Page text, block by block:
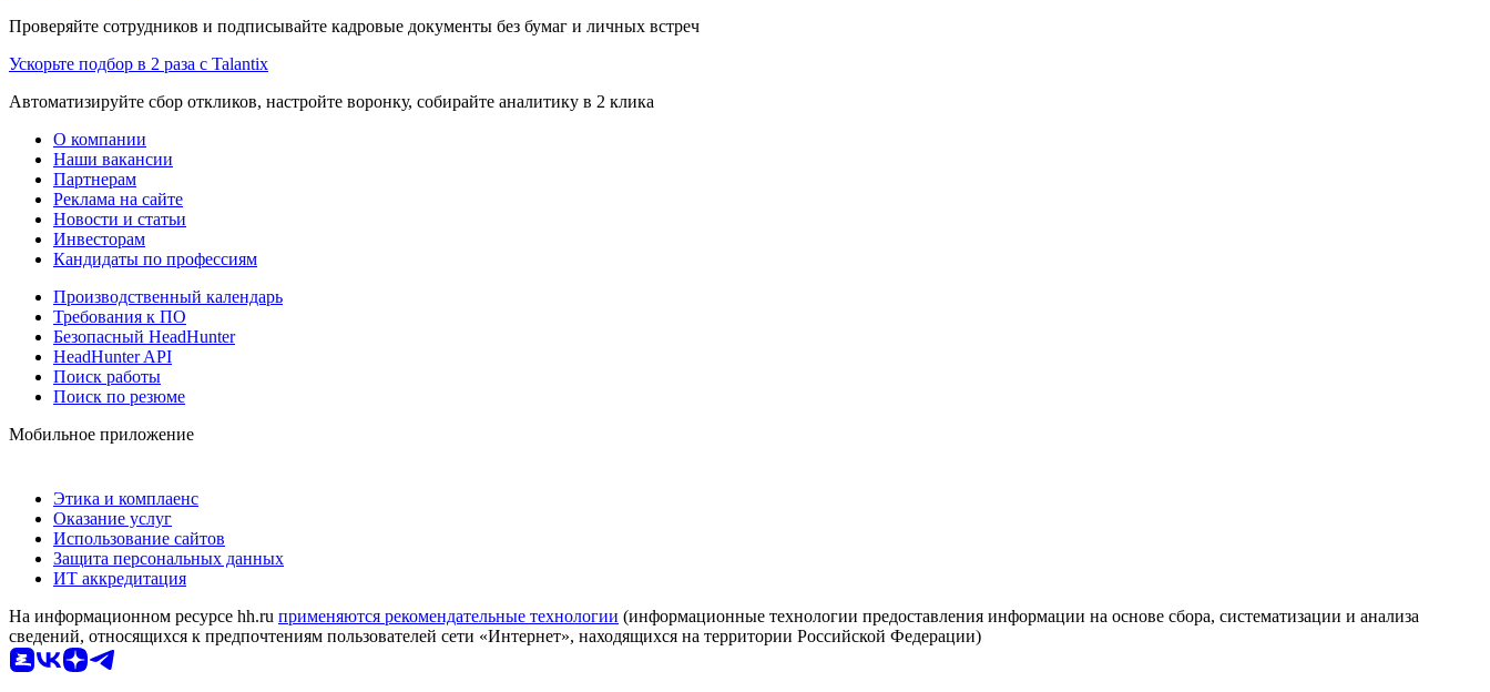
Проверяйте сотрудников и подписывайте кадровые документы без бумаг и личных встреч
Ускорьте подбор в 2 раза с Talantix
Автоматизируйте сбор откликов, настройте воронку, собирайте аналитику в 2 клика
О компании
Наши вакансии
Партнерам
Реклама на сайте
Новости и статьи
Инвесторам
Кандидаты по профессиям
Производственный календарь
Требования к ПО
Безопасный HeadHunter
HeadHunter API
Поиск работы
Поиск по резюме
Мобильное приложение
Этика и комплаенс
Оказание услуг
Использование сайтов
Защита персональных данных
ИТ аккредитация
На информационном ресурсе hh.ru применяются рекомендательные технологии (информационные технологии предоставления информации на основе сбора, систематизации и анализа
сведений, относящихся к предпочтениям пользователей сети «Интернет», находящихся на территории Российской Федерации)